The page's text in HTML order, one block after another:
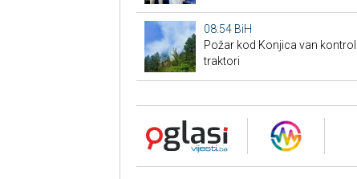
08:54 BiH
Požar kod Konjica van
traktori